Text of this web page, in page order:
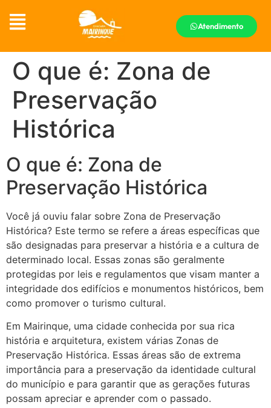
Atendimento
O que é: Zona de
Preservação
Histórica
O que é: Zona de
Preservação Histórica
Você já ouviu falar sobre Zona de Preservação
Histórica? Este termo se refere a áreas específicas que
são designadas para preservar a história e a cultura de
determinado local. Essas zonas são geralmente
protegidas por leis e regulamentos que visam manter a
integridade dos edifícios e monumentos históricos, bem
como promover o turismo cultural.
Em Mairinque, uma cidade conhecida por sua rica
história e arquitetura, existem várias Zonas de
Preservação Histórica. Essas áreas são de extrema
importância para a preservação da identidade cultural
do município e para garantir que as gerações futuras
possam apreciar e aprender com o passado.